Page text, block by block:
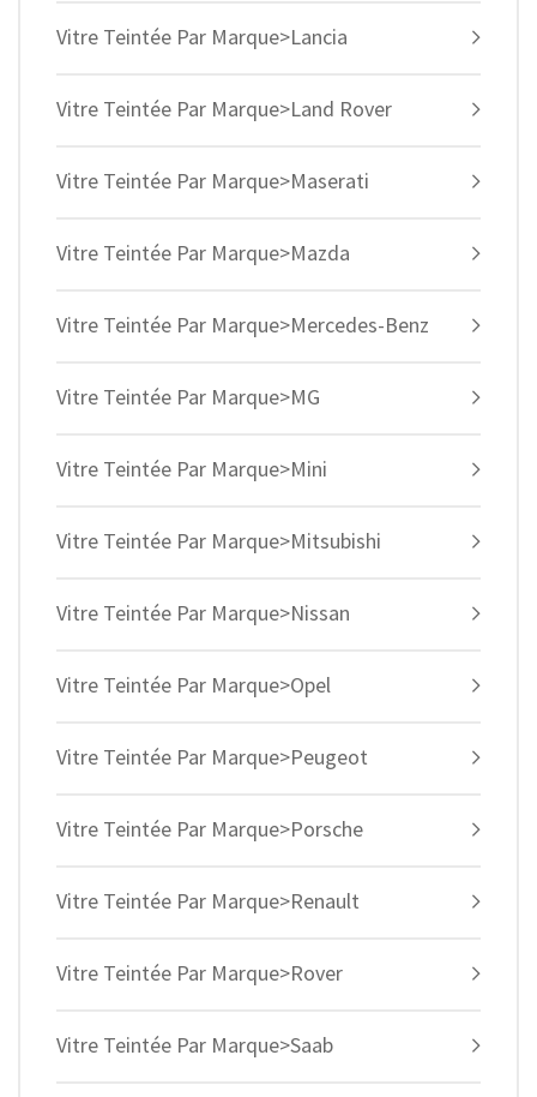
Vitre Teintée Par Marque>Lancia
Vitre Teintée Par Marque>Land Rover
Vitre Teintée Par Marque>Maserati
Vitre Teintée Par Marque>Mazda
Vitre Teintée Par Marque>Mercedes-Benz
Vitre Teintée Par Marque>MG
Vitre Teintée Par Marque>Mini
Vitre Teintée Par Marque>Mitsubishi
Vitre Teintée Par Marque>Nissan
Vitre Teintée Par Marque>Opel
Vitre Teintée Par Marque>Peugeot
Vitre Teintée Par Marque>Porsche
Vitre Teintée Par Marque>Renault
Vitre Teintée Par Marque>Rover
Vitre Teintée Par Marque>Saab